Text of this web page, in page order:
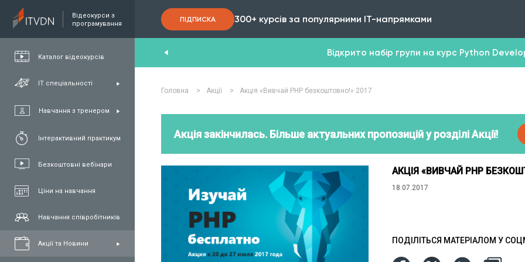
Відеокурси з
програмування
Каталог відеокурсів
ІТ спеціальності
Навчання з тренером
Інтерактивний практикум
Безкоштовні вебінари
Ціни на навчання
Навчання співробітників
Акції та Новини
ПІДПИСКА 300+ курсів за популярними IT-напрямками
FullStack C#/.NET Java Відкрито набір групи на курс Python
Головна > Акції > Акція «Вивчай PHP безкоштовно!» 2017
Акція закінчилась. Більше актуальних пропозицій у розділі Акції!
АКЦІЯ «ВИВЧАЙ PHP
18.07.2017
ПОДІЛІТЬСЯ МАТЕРІАЛОМ У